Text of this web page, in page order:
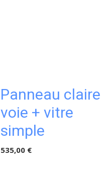
Panneau claire
voie + vitre
simple
535,00 €